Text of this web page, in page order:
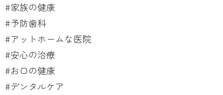
#家族の健康
#予防歯科
#アットホームな医院
#安心の治療
#お口の健康
#デンタルケア